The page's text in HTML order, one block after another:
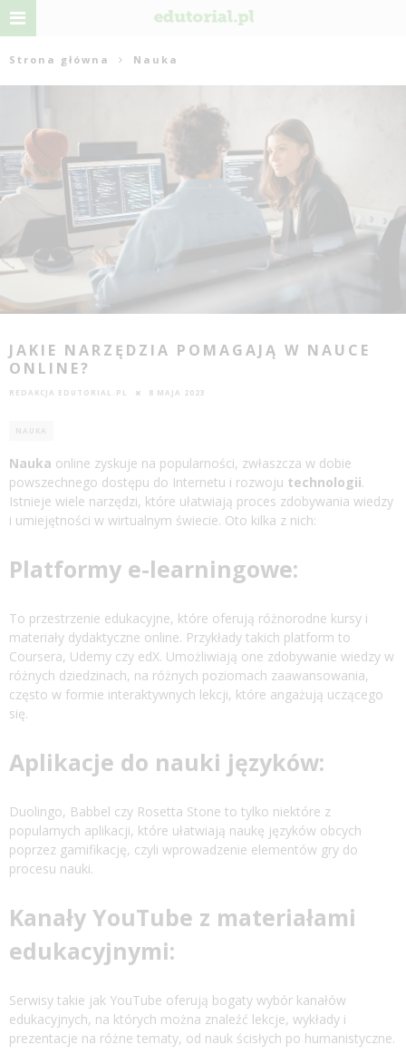
Strona główna Nauka
JAKIE NARZĘDZIA POMAGAJĄ W NAUCE
ONLINE?
REDAKCJA EDUTORIAL.PL 8 MAJA 2023
NAUKA
Nauka online zyskuje na popularności, zwłaszcza w dobie
powszechnego dostępu do Internetu i rozwoju technologii.
Istnieje wiele narzędzi, które ułatwiają proces zdobywania wiedzy
i umiejętności w wirtualnym świecie. Oto kilka z nich:
Platformy e-learningowe:
To przestrzenie edukacyjne, które oferują różnorodne kursy i
materiały dydaktyczne online. Przykłady takich platform to
Coursera, Udemy czy edX. Umożliwiają one zdobywanie wiedzy w
różnych dziedzinach, na różnych poziomach zaawansowania,
często w formie interaktywnych lekcji, które angażują uczącego
się.
Aplikacje do nauki języków:
Duolingo, Babbel czy Rosetta Stone to tylko niektóre z
popularnych aplikacji, które ułatwiają naukę języków obcych
poprzez gamifikację, czyli wprowadzenie elementów gry do
procesu nauki.
Kanały YouTube z materiałami
edukacyjnymi:
Serwisy takie jak YouTube oferują bogaty wybór kanałów
edukacyjnych, na których można znaleźć lekcje, wykłady i
prezentacje na różne tematy, od nauk ścisłych po humanistyczne.